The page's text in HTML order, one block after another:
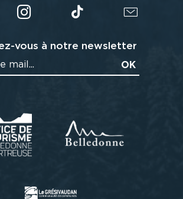
vous à notre newsletter